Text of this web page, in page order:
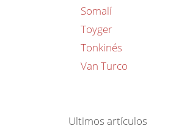
Somalí
Toyger
Tonkinés
Van Turco
Ultimos artículos